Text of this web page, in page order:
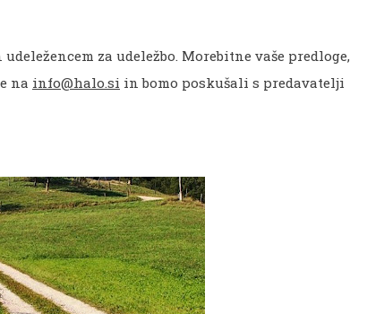
za udeležbo. Morebitne vaše predloge,
na info@halo.si in bomo poskušali s predavatelji